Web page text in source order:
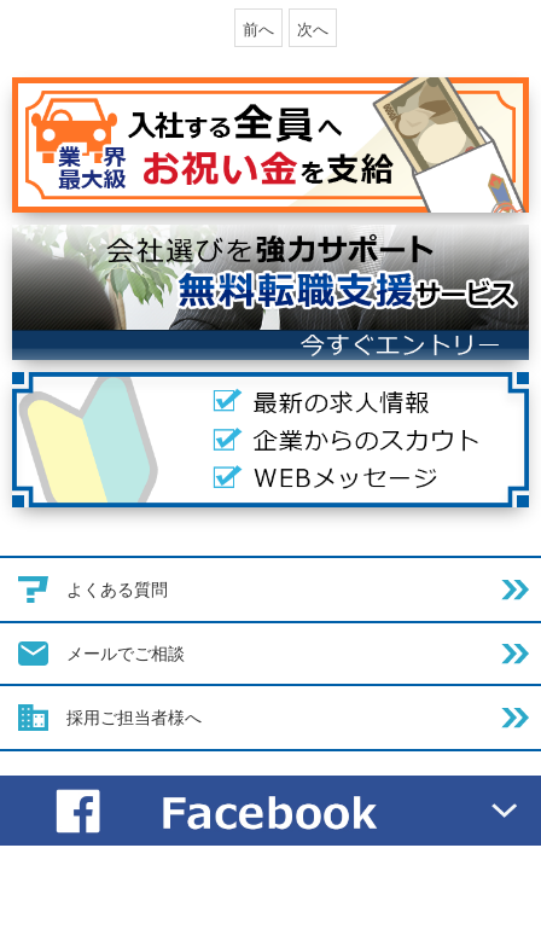
前へ 次へ
よくある質問
メールでご相談
採用ご担当者様へ